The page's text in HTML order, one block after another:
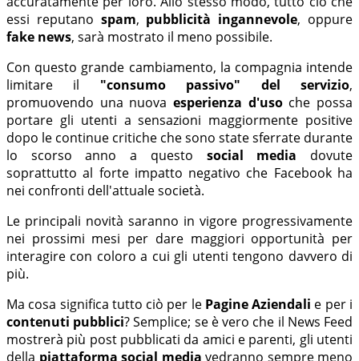
essi reputano spam, pubblicità ingannevole, oppure
fake news, sarà mostrato il meno possibile.
Con questo grande cambiamento, la compagnia intende
limitare il "consumo passivo" del servizio,
promuovendo una nuova esperienza d'usoche possa
portare gli utenti a sensazioni maggiormente positive
dopo le continue critiche che sono state sferrate durante
lo scorso anno a questo social media dovute
soprattutto al forte impatto negativo che Facebook ha
nei confronti dell'attuale società.
Le principali novità saranno in vigore progressivamente
nei prossimi mesi per dare maggiori opportunità per
interagire con coloro a cui gli utenti tengono davvero di
più.
Ma cosa significa tutto ciò per le Pagine Aziendali e per i
contenuti pubblici? Semplice; se è vero che il News Feed
mostrerà più post pubblicati da amici e parenti, gli utenti
della piattaforma social media vedranno sempre meno